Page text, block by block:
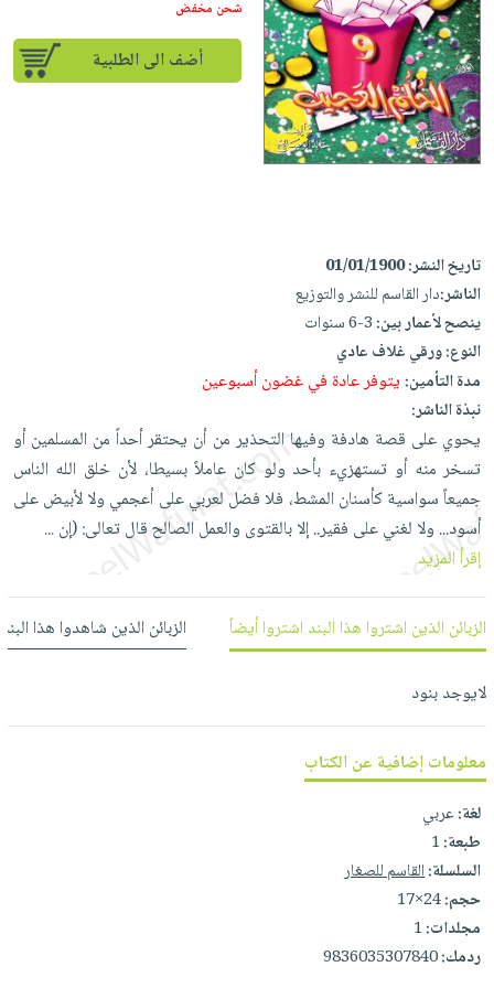
إختياراتنا
كتب
أكاديمية
صندوق
القراءة
iKitab
بلا
حدود
أسئلة
يتكرر
iKitab
على
Android
تحميل
iKitab
على
Apple
أسئلة
يتكرر
طرحها
تحميل
masmu3
على
masmu3
على
Apple
المواضيع
الأكثر
مبيعاً
إختياراتنا
وسائل
القراءة
جوائز
تعليمية
الصحة
والعناية
الشخصية
جديد
أجهزة
العناية
الشخصية
العناية
وتصفيف
الشعر
العناية
بالجسم
العناية
بالأسنان
الحمية
والتغذية
المطبخ
والسفرة
الكل
أواني
الطهي
أدوات
الخبز
أدوات
المائدة
والتخزين
أدوات
متجر
أقسام
الأكثر
مبيعاً
العودة
للمدارس
اكسسوارات
اكسسوارات
منزلية
اكسسوارات
مطرزات
حقائب
حلي
عناية
بالذات
شحن
مجاني
مختارة
اشتراكات
الاشتراكات
صندوق
القراءة
بلا
حدود
متقدم
نيل
وفرات
عن
الشركة
سياسة
حسابك
لائحة
الأمنيات
شحن مخفض
أضف الى الطلبية
تاريخ النشر:01/01/1900
الناشر:دار القاسم للنشر والتوزيع
ينصح لأعمار بين:3-6 سنوات
النوع:ورقي غلاف عادي
مدة التأمين:يتوفر عادة في غضون أسبوعين
نبذة الناشر:
يحوي على قصة هادفة وفيها التحذير من أن يحتقر أحداً من المسلمين أو
تسخر منه أو تستهزيء بأحد ولو كان عاملاً بسيطا، لأن خلق الله الناس
جميعاً سواسية كأسنان المشط، فلا فضل لعربي على أعجمي ولا لأبيض على
أسود... ولا لغني على فقير.. إلا بالقتوى والعمل الصالح قال تعالى: (إن...
إقرأ المزيد
الزبائن الذين اشتروا هذا البند اشتروا أيضاً الزبائن الذين شاهدوا هذا
لايوجد بنود
معلومات إضافية عن الكتاب
لغة:عربي
طبعة:1
السلسلة:القاسم للصغار
حجم:24×17
مجلدات:1
ردمك:9836035307840